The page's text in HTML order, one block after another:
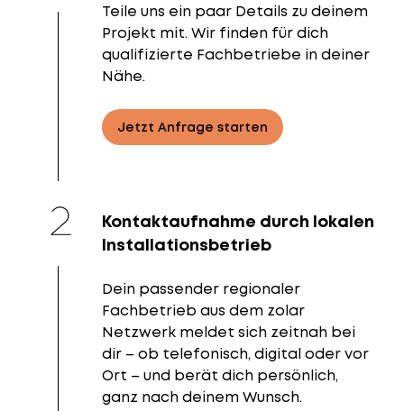
Teile uns ein paar Details zu deinem
Projekt mit. Wir finden für dich
qualifizierte Fachbetriebe in deiner
Nähe.
Jetzt Anfrage starten
Kontaktaufnahme durch lokalen
Installationsbetrieb
Dein passender regionaler
Fachbetrieb aus dem zolar
Netzwerk meldet sich zeitnah bei
dir – ob telefonisch, digital oder vor
Ort – und berät dich persönlich,
ganz nach deinem Wunsch.